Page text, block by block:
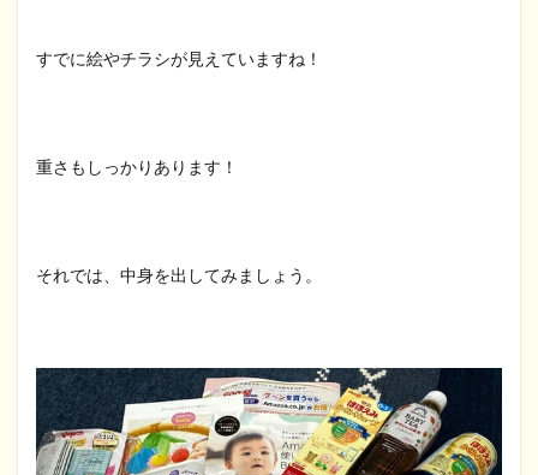
すでに絵やチラシが見えていますね！
重さもしっかりあります！
それでは、中身を出してみましょう。